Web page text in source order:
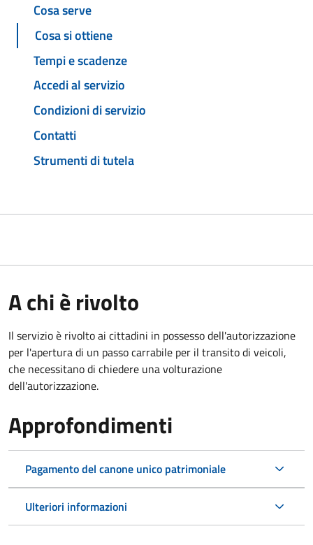
Cosa serve
Cosa si ottiene
Tempi e scadenze
Accedi al servizio
Condizioni di servizio
Contatti
Strumenti di tutela
A chi è rivolto
Il servizio è rivolto ai cittadini in possesso dell'autorizzazione
per l'apertura di un passo carrabile per il transito di veicoli,
che necessitano di chiedere una volturazione
dell'autorizzazione.
Approfondimenti
Pagamento del canone unico patrimoniale
Ulteriori informazioni